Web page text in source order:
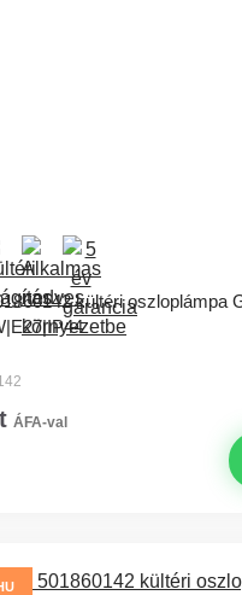
kültéri oszloplámpa
ÁFA-val